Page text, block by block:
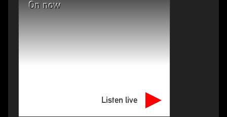
On now
Listen live